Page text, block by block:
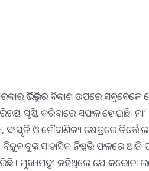
ଭିତ୍ତିଭୂମିର ବିକାଶ ଉପରେ
ସୃଷ୍ଟି କରିବାରେ ସଫଳ ହୋଇଛି। ମା’
ସଂସ୍କୃତି ଓ ନୌବାଣିଜ୍ୟ କ୍ଷେତ୍ରରେ
ସାହାସିକ ନିଷ୍ପତ୍ତି ଫଳରେ ଆଜି
। ମୁଖ୍ୟମନ୍ତ୍ରୀ କହିଥିଲେ ଯେ